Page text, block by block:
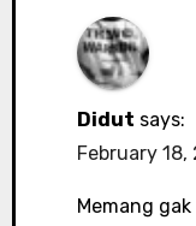
Didut says:
February 18,
Memang